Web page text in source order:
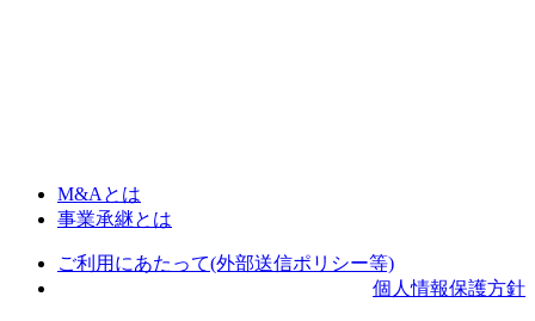
M&Aとは
事業承継とは
ご利用にあたって(外部送信ポリシー等)
個人情報保護方針